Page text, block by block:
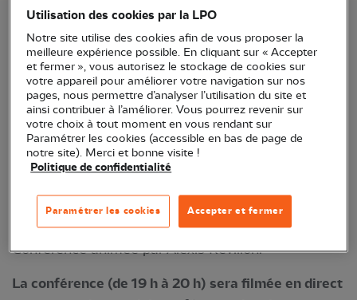
Assistez au premier épisode de cette série de
conférences sur l'œdicnème criard. Cette première
conférence présentera les techniques de
prospection de l'espèce en milieux agricoles et sur
les bords de rivière. Apprenez à observer l'espèce et
à interpréter ses comportements et suivre la
nidification des couples. Enfin il sera présenté les
techniques et les précautions de protection en
milieu agricole.
Conférence animée par Alexis Révillon.
La conférence (de 19 h à 20 h) sera filmée en direct
Utilisation des cookies par la LPO
Notre site utilise des cookies afin de vous proposer la
meilleure expérience possible. En cliquant sur « Accepter
et fermer », vous autorisez le stockage de cookies sur
votre appareil pour améliorer votre navigation sur nos
pages, nous permettre d’analyser l’utilisation du site et
ainsi contribuer à l’améliorer. Vous pourrez revenir sur
votre choix à tout moment en vous rendant sur
Paramétrer les cookies (accessible en bas de page de
notre site). Merci et bonne visite !
Politique de confidentialité
Accepter et fermer
Paramétrer les cookies